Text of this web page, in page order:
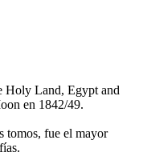
Holy Land, Egypt and
en 1842/49.
tomos, fue el mayor